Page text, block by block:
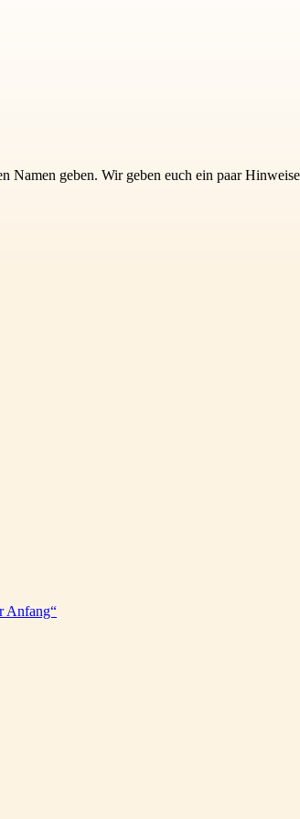
Namen geben. Wir geben euch ein paar